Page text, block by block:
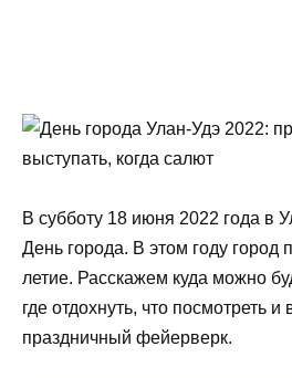
В субботу 18 июня 2022 года в
День города. В этом году город
летие. Расскажем куда можно
где отдохнуть, что посмотреть и
праздничный фейерверк.